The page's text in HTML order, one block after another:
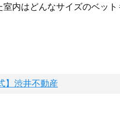
内はどんなサイズのベッ